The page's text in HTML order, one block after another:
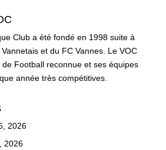
Club a été fondé en 1998 suite à
et du FC Vannes. Le VOC
Football reconnue et ses équipes
année très compétitives.
2026
2026